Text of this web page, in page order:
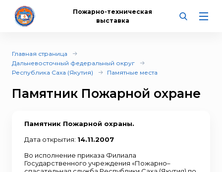
Пожарно-техническая
выставка
Главная страница
Дальневосточный федеральный округ
Республика Саха (Якутия)
Памятные места
Памятник Пожарной охране
Памятник Пожарной охраны.
Дата открытия: 14.11.2007
Во исполнение приказа Филиала
Государственного учреждения «Пожарно–